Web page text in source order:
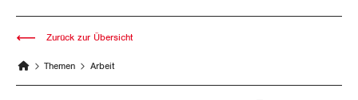
Themen Arbeit
Zurück zur Übersicht